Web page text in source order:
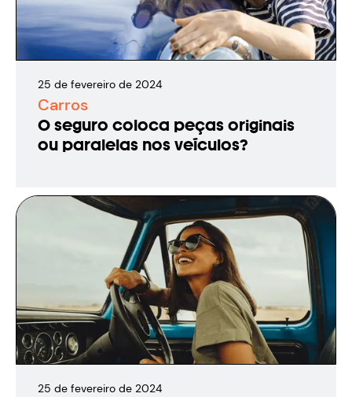
25 de fevereiro de 2024
Carros
O seguro coloca peças originais
ou paralelas nos veículos?
25 de fevereiro de 2024